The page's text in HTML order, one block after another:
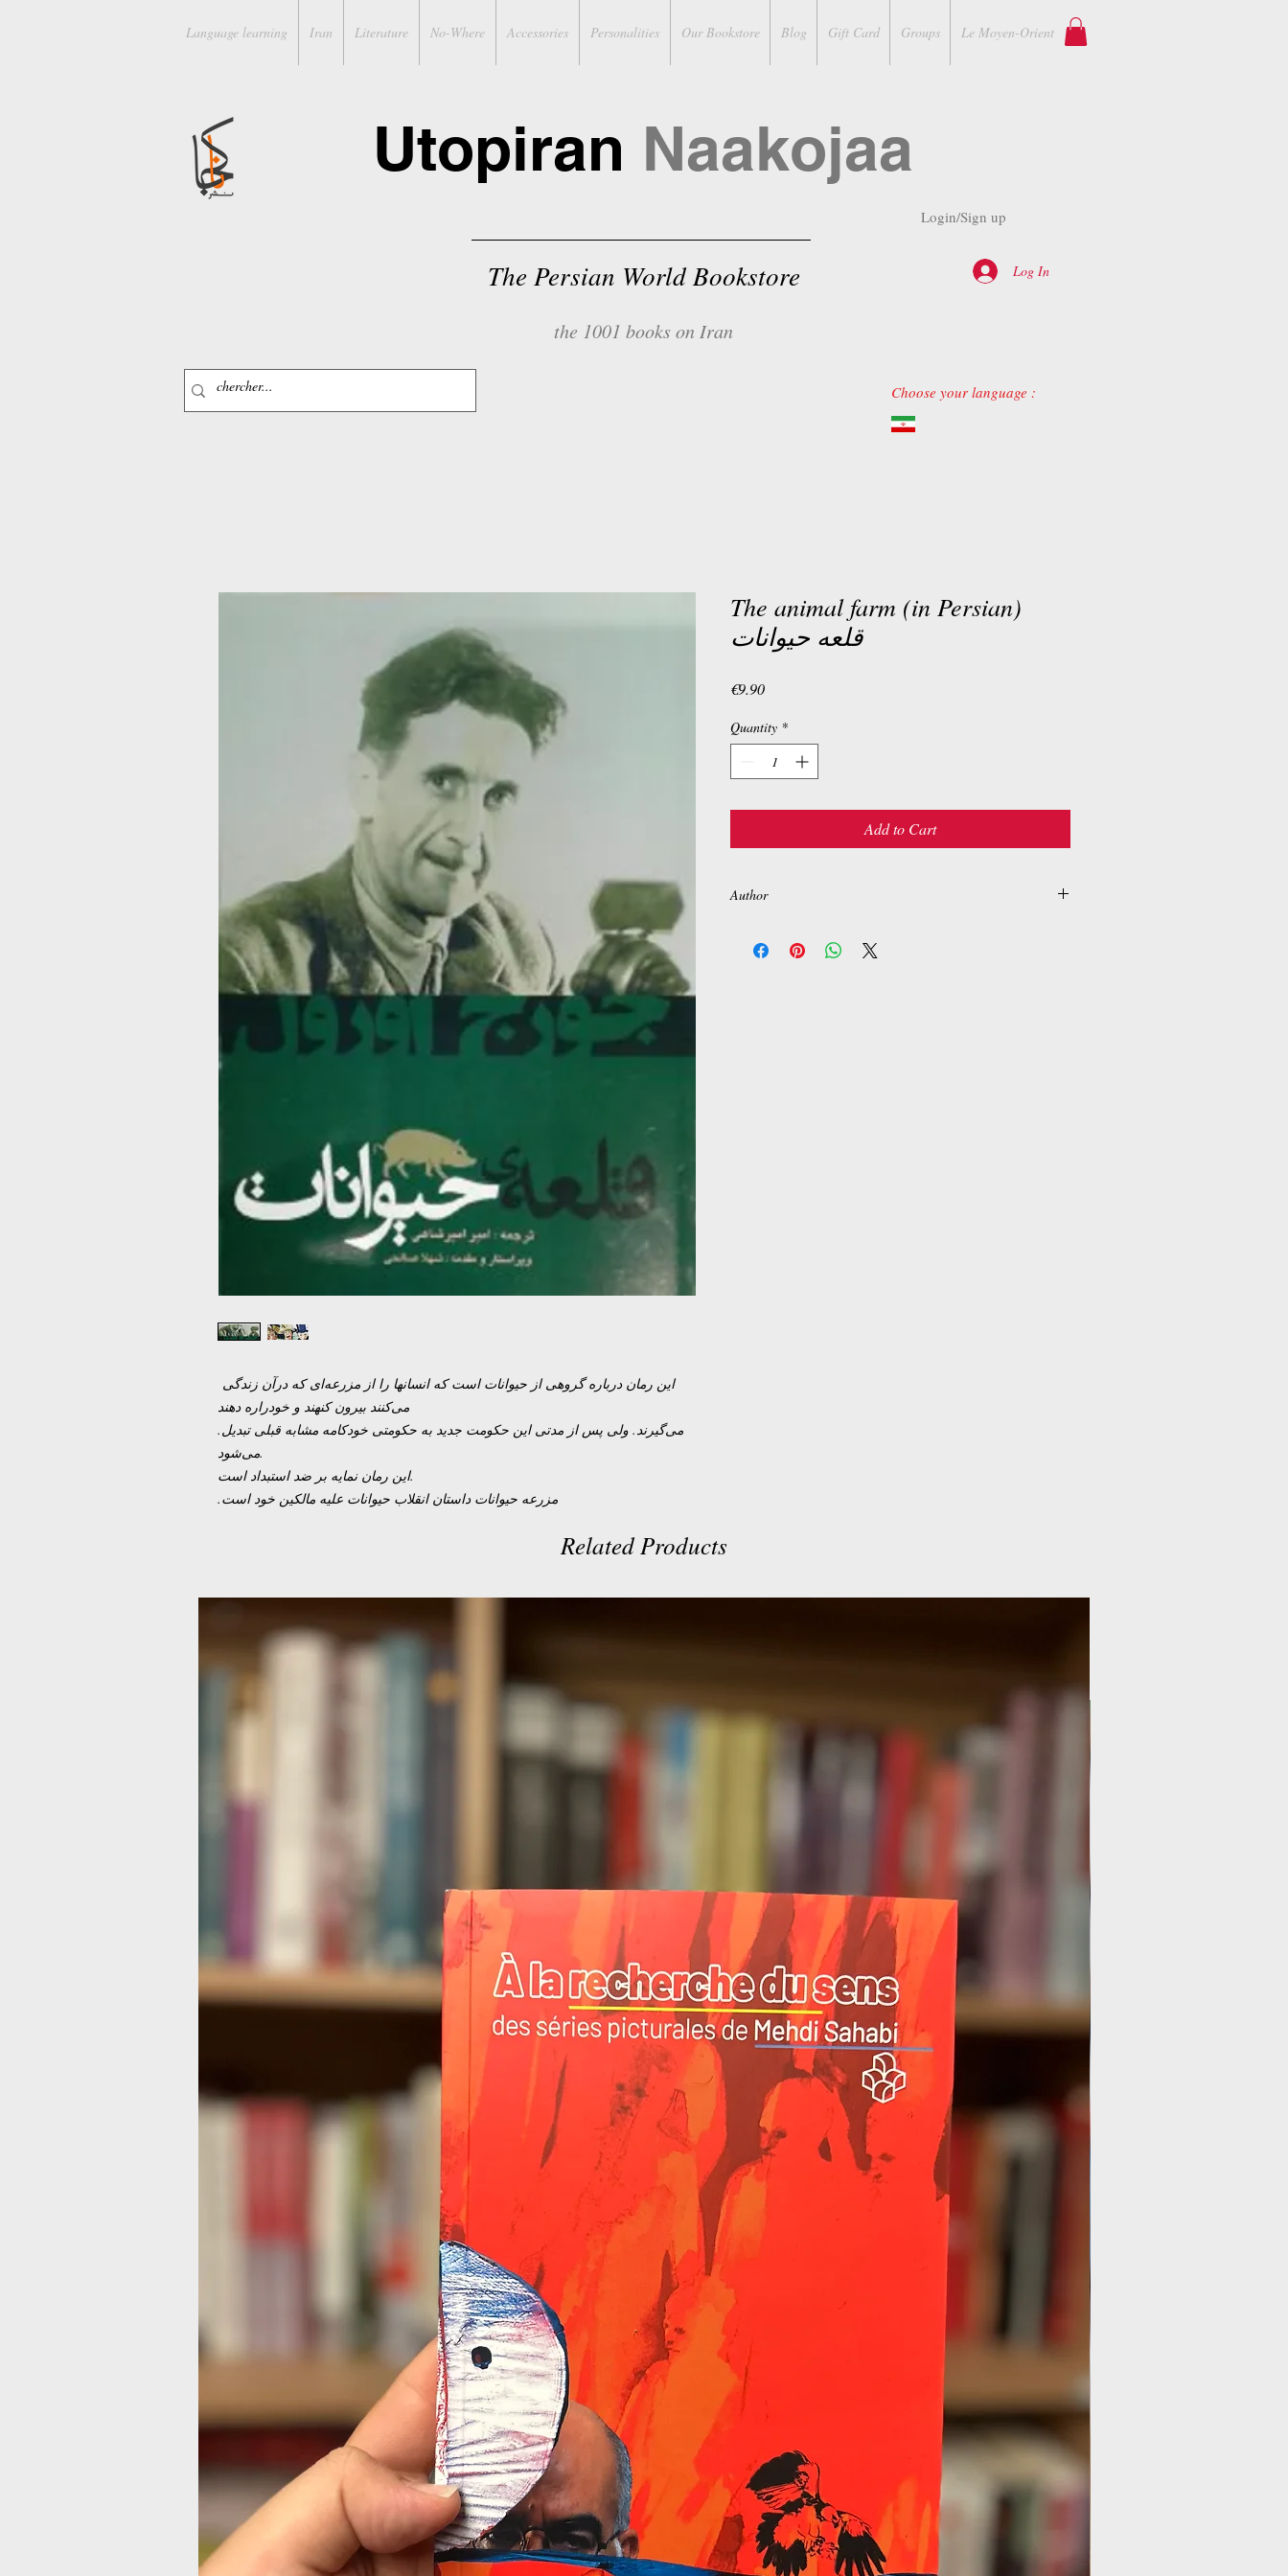
Language learning Iran Literature No-Where Accessories Personalities Our Bookstore Blog Gift Card Groups Le Moyen-Orient
Login/Sign up
Utopiran Naakojaa
The Persian World Bookstore Log In
the 1001 books on Iran
Choose your language :
می‌کنند بیرون کنهند و خودراره دهند
.می‌گیرند. ولی پس از مدتی این حکومت جدید به حکومتی خودکامه مشابه قبلی تبدیل
می‌شود.
این رمان نمایه بر ضد استبداد است.
.مزرعه حیوانات داستان انقلاب حیوانات علیه مالکین خود است
The animal farm (in Persian)
قلعه حیوانات
€9.90Price
Quantity *
Add to Cart
Author
Related Products